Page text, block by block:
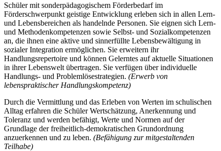
Schüler mit sonderpädagogischem Förderbedarf im
Förderschwerpunkt geistige Entwicklung erleben sich in allen Lern-
und Lebensbereichen als handelnde Personen. Sie eignen sich Lern-
und Methodenkompetenzen sowie Selbst- und Sozialkompetenzen
an, die ihnen eine aktive und sinnerfüllte Lebensbewältigung in
sozialer Integration ermöglichen. Sie erweitern ihr
Handlungsrepertoire und können Gelerntes auf aktuelle Situationen
in ihrer Lebenswelt übertragen. Sie verfügen über individuelle
Handlungs- und Problemlösestrategien. (Erwerb von
lebenspraktischer Handlungskompetenz)
Durch die Vermittlung und das Erleben von Werten im schulischen
Alltag erfahren die Schüler Wertschätzung, Anerkennung und
Toleranz und werden befähigt, Werte und Normen auf der
Grundlage der freiheitlich-demokratischen Grundordnung
anzuerkennen und zu leben. (Befähigung zur mitgestaltenden
Teilhabe)